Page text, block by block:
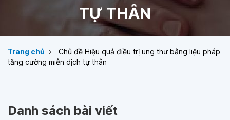
TỰ THÂN
Trang chủ
Chủ đề Hiệu quả điều trị ung thư bằng liệu pháp
tăng cường miễn dịch tự thân
Danh sách bài viết